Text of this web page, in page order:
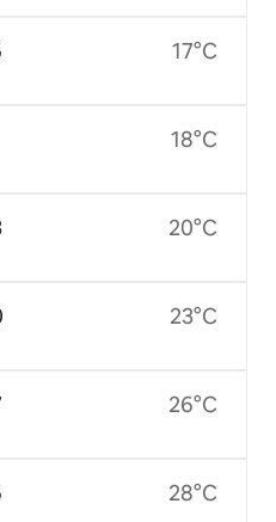
17°C
18°C
20°C
23°C
26°C
28°C